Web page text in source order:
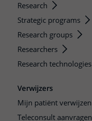
Research
Strategic programs
Research groups
Researchers
Research technologies
Verwijzers
Mijn patiënt verwijzen
Teleconsult aanvragen